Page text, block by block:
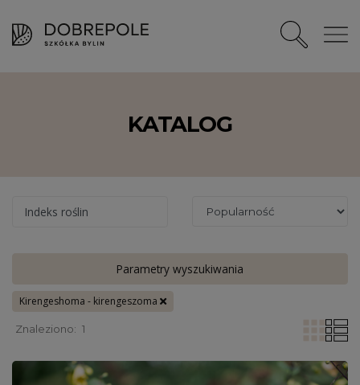
KATALOG
Indeks roślin
Parametry wyszukiwania
Kirengeshoma - kirengeszoma
Znaleziono: 1